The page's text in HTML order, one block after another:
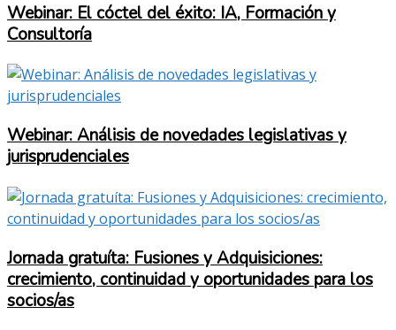
Webinar: El cóctel del éxito: IA, Formación y
Consultoría
Webinar: Análisis de novedades legislativas y
jurisprudenciales
Jornada gratuíta: Fusiones y Adquisiciones:
crecimiento, continuidad y oportunidades para los
socios/as